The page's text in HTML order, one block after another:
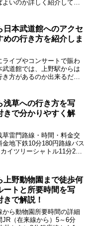
いのか詳しく紹介してい
日本武道館へのアクセ
めの行き方を紹介しま
ライブやコンサートで賑わ
武道館では、上野駅からは
き方があるのか出来るだけ
浅草への行き方を写
きで分かりやすく解
草雷門路線・時間・料金交
金地下鉄10分180円路線バス
イツリーシャトル11分250
上野動物園まで徒歩何
ートと所要時間を写
で解説！
から動物園所要時間の詳細
JR（在来線から）5～6分